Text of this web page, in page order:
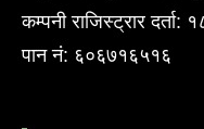
कम्पनी राजिस्ट्रार
पान नं: ६०६७१६५१६